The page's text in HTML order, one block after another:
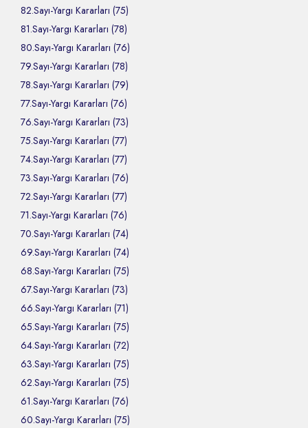
82.Sayı-Yargı Kararları (75)
81.Sayı-Yargı Kararları (78)
80.Sayı-Yargı Kararları (76)
79.Sayı-Yargı Kararları (78)
78.Sayı-Yargı Kararları (79)
77.Sayı-Yargı Kararları (76)
76.Sayı-Yargı Kararları (73)
75.Sayı-Yargı Kararları (77)
74.Sayı-Yargı Kararları (77)
73.Sayı-Yargı Kararları (76)
72.Sayı-Yargı Kararları (77)
71.Sayı-Yargı Kararları (76)
70.Sayı-Yargı Kararları (74)
69.Sayı-Yargı Kararları (74)
68.Sayı-Yargı Kararları (75)
67.Sayı-Yargı Kararları (73)
66.Sayı-Yargı Kararları (71)
65.Sayı-Yargı Kararları (75)
64.Sayı-Yargı Kararları (72)
63.Sayı-Yargı Kararları (75)
62.Sayı-Yargı Kararları (75)
61.Sayı-Yargı Kararları (76)
60.Sayı-Yargı Kararları (75)